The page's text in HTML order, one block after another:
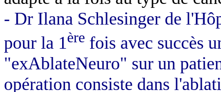
- Dr Ilana Schlesinger de
pour la 1ère fois avec succès
"exAblateNeuro" sur un
opération consiste dans